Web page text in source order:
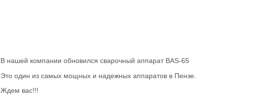
В нашей компании обновился сварочный аппарат BAS-65
Это один из самых мощных и надежных аппаратов в Пензе.
Ждем вас!!!